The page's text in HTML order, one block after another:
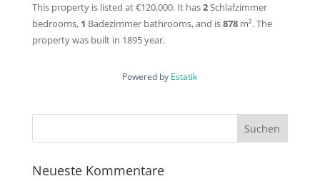
This property is listed at €120,000. It has2Schlafzimmer
bedrooms, 1 Badezimmerbathrooms, and is878 m². The
property was built in 1895 year.
Powered by Estatik
Neueste Kommentare